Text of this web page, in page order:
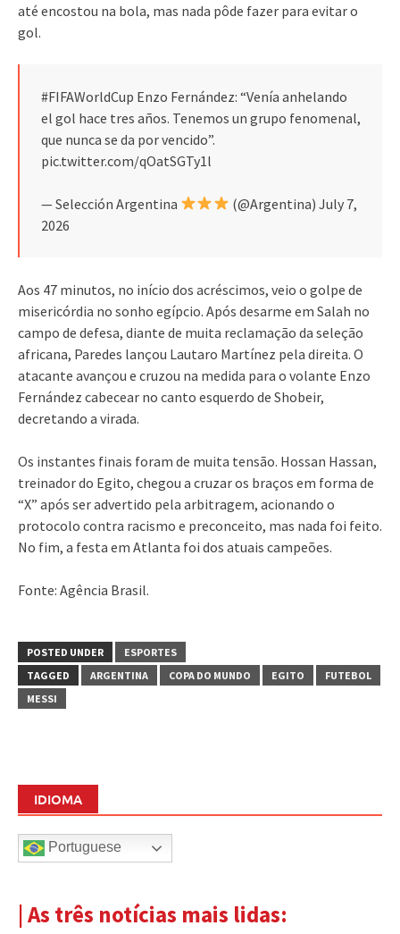
até encostou na bola, mas nada pôde fazer para evitar o
gol.
#FIFAWorldCup Enzo Fernández: “Venía anhelando
el gol hace tres años. Tenemos un grupo fenomenal,
que nunca se da por vencido”.
pic.twitter.com/qOatSGTy1l
— Selección Argentina
(@Argentina) July 7,
2026
Aos 47 minutos, no início dos acréscimos, veio o golpe de
misericórdia no sonho egípcio. Após desarme em Salah no
campo de defesa, diante de muita reclamação da seleção
africana, Paredes lançou Lautaro Martínez pela direita. O
atacante avançou e cruzou na medida para o volante Enzo
Fernández cabecear no canto esquerdo de Shobeir,
decretando a virada.
Os instantes finais foram de muita tensão. Hossan Hassan,
treinador do Egito, chegou a cruzar os braços em forma de
“X” após ser advertido pela arbitragem, acionando o
protocolo contra racismo e preconceito, mas nada foi feito.
No fim, a festa em Atlanta foi dos atuais campeões.
Fonte: Agência Brasil.
POSTED UNDER
ESPORTES
TAGGED
ARGENTINA COPA DO MUNDO EGITO
FUTEBOL
MESSI
IDIOMA
Portuguese
| As três notícias mais lidas: